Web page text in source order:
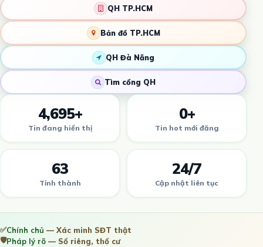
QH TP.HCM
Bản đồ TP.HCM
QH Đà Nẵng
Tìm cổng QH
4,695+
Tin đang hiển thị
0+
Tin hot mới đăng
63
Tỉnh thành
24/7
Cập nhật liên tục
✅Chính chủ — Xác minh SĐT thật
🛡️Pháp lý rõ — Sổ riêng, thổ cư